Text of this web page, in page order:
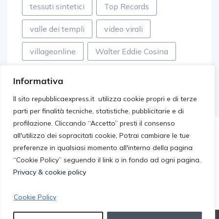
Informativa
Il sito repubblicaexpress.it utilizza cookie propri e di terze
parti per finalità tecniche, statistiche, pubblicitarie e di
profilazione. Cliccando “Accetto” presti il consenso
all'utilizzo dei sopracitati cookie, Potrai cambiare le tue
preferenze in qualsiasi momento all'interno della pagina
“Cookie Policy” seguendo il link o in fondo ad ogni pagina.
Privacy & cookie policy
Cookie Policy
tessuti sintetici Top Records
valle dei templi video virali
villageonline Walter Eddie Cosina